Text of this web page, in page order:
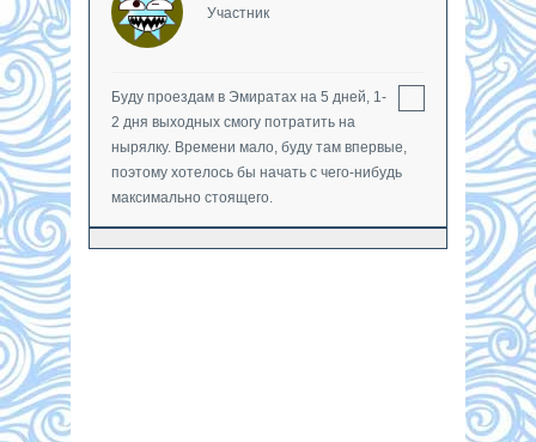
Участник
Буду проездам в Эмиратах на 5 дней, 1-
2 дня выходных смогу потратить на
нырялку. Времени мало, буду там впервые,
поэтому хотелось бы начать с чего-нибудь
максимально стоящего.